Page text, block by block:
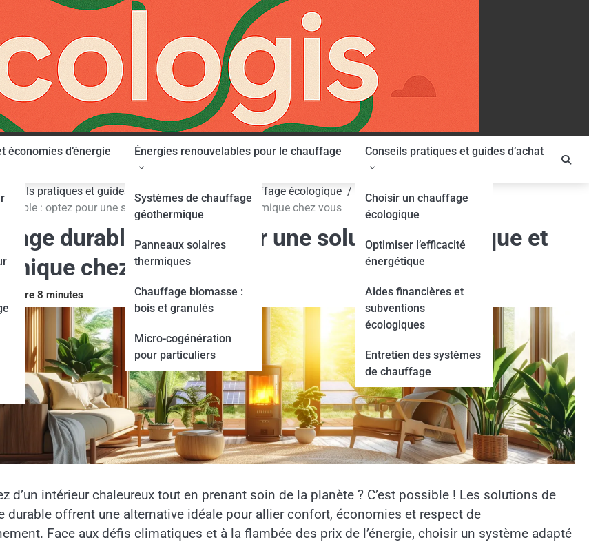
économies d’énergie Énergies renouvelables pour le chauffage
Systèmes de chauffage
géothermique
Panneaux solaires
thermiques
Chauffage biomasse :
bois et granulés
Micro-cogénération
pour particuliers
Conseils pratiques et guides d’achat
Choisir un chauffage
écologique
Optimiser l’efficacité
énergétique
Aides financières et
subventions
écologiques
Entretien des systèmes
de chauffage
Conseils pratiques et guides d'achat
Choisir un chauffage écologique
durable : optez pour une solution écologique et économique chez vous
durable : optez pour une solution écologique et
chez vous
d’un intérieur chaleureux tout en prenant soin de la planète ? C’est possible ! Les solutions de
durable offrent une alternative idéale pour allier confort, économies et respect de
Face aux défis climatiques et à la flambée des prix de l’énergie, choisir un système adapté